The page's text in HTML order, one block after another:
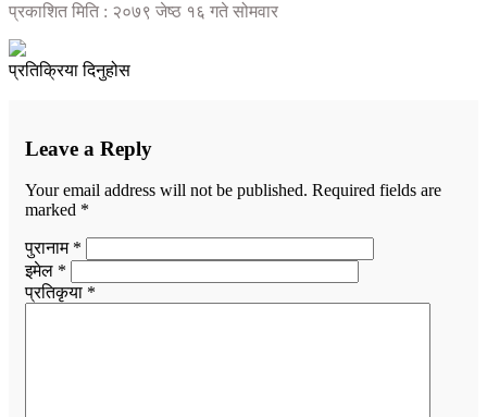
प्रकाशित मिति : २०७९ जेष्ठ १६ गते सोमवार
प्रतिक्रिया दिनुहोस
Leave a Reply
Your email address will not be published. Required fields are
marked *
पुरानाम *
इमेल *
प्रतिकृया *